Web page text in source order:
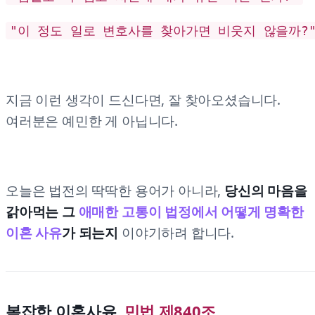
"이 정도 일로 변호사를 찾아가면 비웃지 않을까
지금 이런 생각이 드신다면, 잘 찾아오셨습니다.
여러분은 예민한 게 아닙니다.
오늘은 법전의 딱딱한 용어가 아니라, 당신의 마음을
갉아먹는 그 애매한 고통이 법정에서 어떻게 명확한
이혼 사유가 되는지 이야기하려 합니다.
복잡한 이혼사유, 민법 제840조